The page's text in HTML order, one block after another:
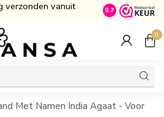
verzonden vanuit Inclusief
9.7
0
Met Namen India Agaat - Voor